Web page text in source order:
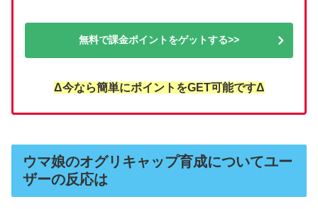
無料で課金ポイントをゲットする>>
Δ今なら簡単にポイントをGET可能ですΔ
ウマ娘のオグリキャップ育成についてユー
ザーの反応は